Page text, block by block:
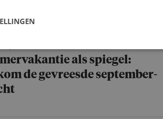
als spiegel:
de gevreesde september-